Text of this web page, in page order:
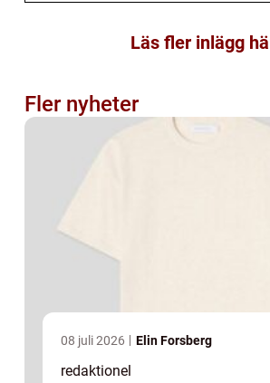
Läs fler inlägg
Fler nyheter
08 juli 2026 Elin Forsberg
redaktionel